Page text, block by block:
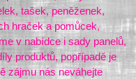
tašek, peněženek,
hraček a pomůcek,
v nabídce i sady panelů,
produktů, popřípadě je
zájmu nás neváhejte